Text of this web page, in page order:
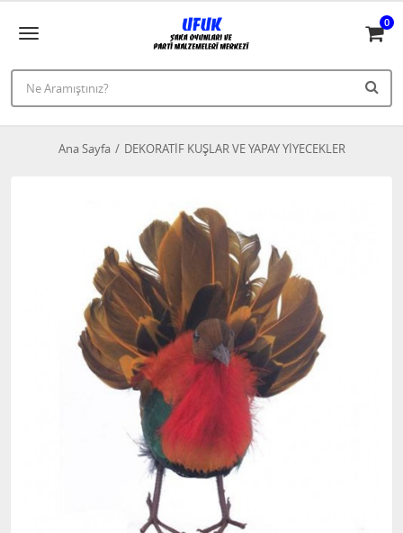
0
Ana Sayfa DEKORATİF KUŞLAR VE YAPAY YİYECEKLER